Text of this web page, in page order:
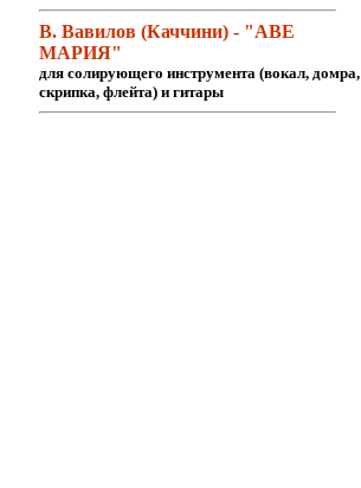
В. Вавилов (Каччини) - "АВЕ
МАРИЯ"
для солирующего инструмента (вокал, домра,
скрипка, флейта) и гитары